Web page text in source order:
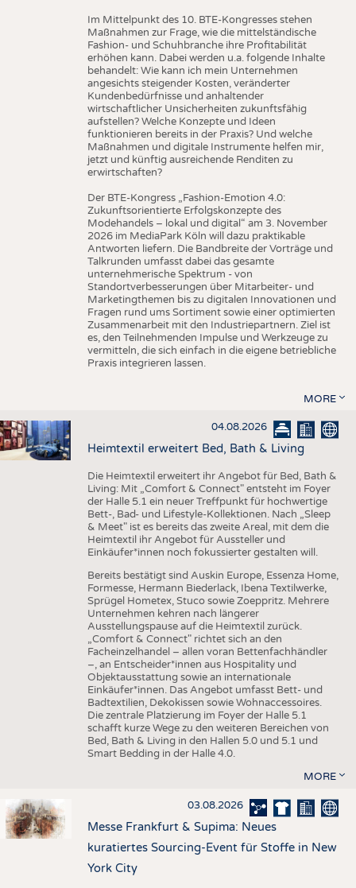
Im Mittelpunkt des 10. BTE-Kongresses stehen
Maßnahmen zur Frage, wie die mittelständische
Fashion- und Schuhbranche ihre Profitabilität
erhöhen kann. Dabei werden u.a. folgende Inhalte
behandelt: Wie kann ich mein Unternehmen
angesichts steigender Kosten, veränderter
Kundenbedürfnisse und anhaltender
wirtschaftlicher Unsicherheiten zukunftsfähig
aufstellen? Welche Konzepte und Ideen
funktionieren bereits in der Praxis? Und welche
Maßnahmen und digitale Instrumente helfen mir,
jetzt und künftig ausreichende Renditen zu
erwirtschaften?
Der BTE-Kongress „Fashion-Emotion 4.0:
Zukunftsorientierte Erfolgskonzepte des
Modehandels – lokal und digital“ am 3. November
2026 im MediaPark Köln will dazu praktikable
Antworten liefern. Die Bandbreite der Vorträge und
Talkrunden umfasst dabei das gesamte
unternehmerische Spektrum - von
Standortverbesserungen über Mitarbeiter- und
Marketingthemen bis zu digitalen Innovationen und
Fragen rund ums Sortiment sowie einer optimierten
Zusammenarbeit mit den Industriepartnern. Ziel ist
es, den Teilnehmenden Impulse und Werkzeuge zu
vermitteln, die sich einfach in die eigene betriebliche
Praxis integrieren lassen.
MORE
04.08.2026
Heimtextil erweitert Bed, Bath & Living
Die Heimtextil erweitert ihr Angebot für Bed, Bath &
Living: Mit „Comfort & Connect" entsteht im Foyer
der Halle 5.1 ein neuer Treffpunkt für hochwertige
Bett-, Bad- und Lifestyle-Kollektionen. Nach „Sleep
& Meet" ist es bereits das zweite Areal, mit dem die
Heimtextil ihr Angebot für Aussteller und
Einkäufer*innen noch fokussierter gestalten will.
Bereits bestätigt sind Auskin Europe, Essenza Home,
Formesse, Hermann Biederlack, Ibena Textilwerke,
Sprügel Hometex, Stuco sowie Zoeppritz. Mehrere
Unternehmen kehren nach längerer
Ausstellungspause auf die Heimtextil zurück.
„Comfort & Connect" richtet sich an den
Facheinzelhandel – allen voran Bettenfachhändler
–, an Entscheider*innen aus Hospitality und
Objektausstattung sowie an internationale
Einkäufer*innen. Das Angebot umfasst Bett- und
Badtextilien, Dekokissen sowie Wohnaccessoires.
Die zentrale Platzierung im Foyer der Halle 5.1
schafft kurze Wege zu den weiteren Bereichen von
Bed, Bath & Living in den Hallen 5.0 und 5.1 und
Smart Bedding in der Halle 4.0.
MORE
03.08.2026
Messe Frankfurt & Supima: Neues
kuratiertes Sourcing-Event für Stoffe in New
York City